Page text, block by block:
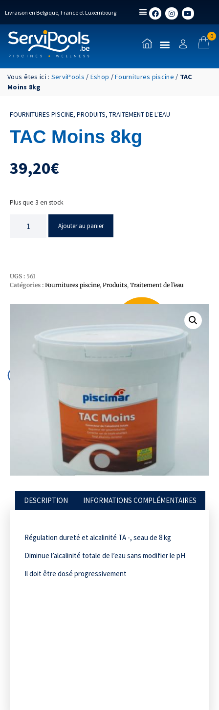
Livraison en Belgique, France et Luxembourg
0
Vous êtes ici : ServiPools / Eshop /Fournitures piscine / TAC
Moins 8kg
FOURNITURES PISCINE, PRODUITS, TRAITEMENT DE L’EAU
TAC Moins 8kg
39,20€
Plus que 3 en stock
Ajouter au panier
UGS : 561
Catégories : Fournitures piscine, Produits, Traitement de l’eau
DESCRIPTION INFORMATIONS COMPLÉMENTAIRES
Régulation dureté et alcalinité TA -, seau de 8 kg
Diminue l’alcalinité totale de l’eau sans modifier le pH
Il doit être dosé progressivement